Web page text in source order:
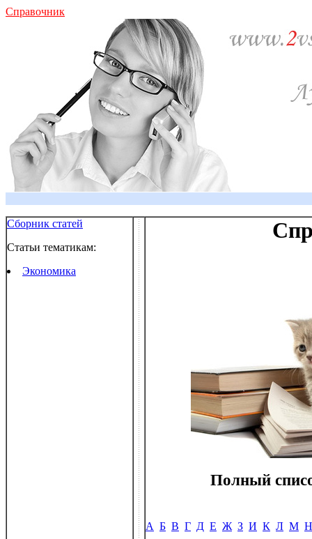
Справочник
Сборник статей
Статьи тематикам:
Экономика
Полный
А Б В Г Д Е Ж З И К Л М Н